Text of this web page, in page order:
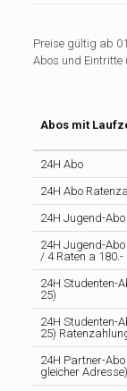
Preise gültig ab
Abos und Eintritte
Abos mit
24H Abo
24H Abo
24H Jugend-
24H Jugend-
/ 4 Raten a 180.-
24H Studenten-
25)
24H Studenten-
25)
24H Partner-
gleicher Adresse)